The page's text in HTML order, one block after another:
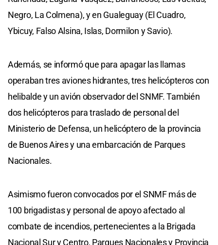
Negro, La Colmena), y en Gualeguay (El Cuadro,
Ybicuy, Falso Alsina, Islas, Dormilon y Savio).
Además, se informó que para apagar las llamas
operaban tres aviones hidrantes, tres helicópteros con
helibalde y un avión observador del SNMF. También
dos helicópteros para traslado de personal del
Ministerio de Defensa, un helicóptero de la provincia
de Buenos Aires y una embarcación de Parques
Nacionales.
Asimismo fueron convocados por el SNMF más de
100 brigadistas y personal de apoyo afectado al
combate de incendios, pertenecientes a la Brigada
Nacional Sur y Centro, Parques Nacionales y Provincia